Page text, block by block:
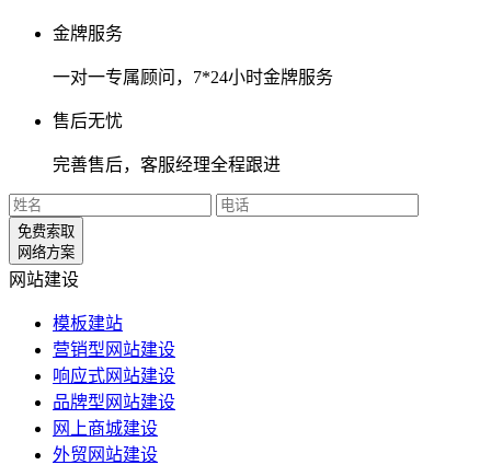
金牌服务
一对一专属顾问，7*24小时金牌服务
售后无忧
完善售后，客服经理全程跟进
免费索取
网络方案
网站建设
模板建站
营销型网站建设
响应式网站建设
品牌型网站建设
网上商城建设
外贸网站建设